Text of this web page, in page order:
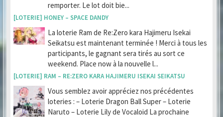
remporter. Le lot doit bie...
[LOTERIE] HONEY – SPACE DANDY
La loterie Ram de Re:Zero kara Hajimeru Isekai
Seikatsu est maintenant terminée ! Merci à tous les
participants, le gagnant sera tirés au sort ce
weekend. Place now à la nouvelle l...
[LOTERIE] RAM – RE:ZERO KARA HAJIMERU ISEKAI SEIKATSU
Vous semblez avoir appréciez nos précédentes
loteries : – Loterie Dragon Ball Super – Loterie
Naruto – Loterie Lily de Vocaloid La prochaine